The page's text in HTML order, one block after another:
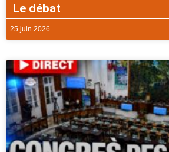
Le débat
25 juin 2026